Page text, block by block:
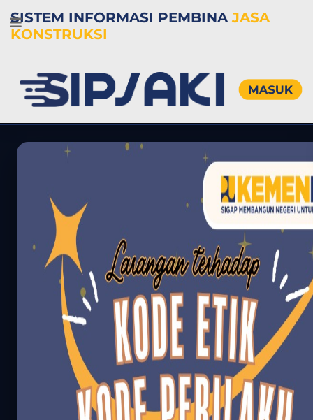
SISTEM INFORMASI PEMBINA JASA
KONSTRUKSI
Total
OPD
Propinsi
38
Total
OPD
Kabupaten